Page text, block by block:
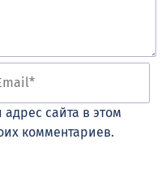
сайта в этом
комментариев.